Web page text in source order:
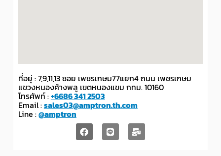
ที่อยู่ : 7,9,11,13 ซอย เพชรเกษม77แยก4 ถนน เพชรเกษม
แขวงหนองค้างพลู เขตหนองแขม กทม. 10160
โทรศัพท์ :+6686 341 2503
Email :sales03@amptron.th.com
Line :@amptron